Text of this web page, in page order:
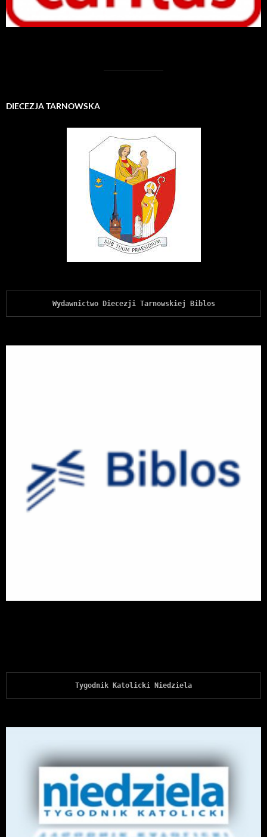
DIECEZJA TARNOWSKA
Wydawnictwo Diecezji Tarnowskiej Biblos
Tygodnik Katolicki Niedziela